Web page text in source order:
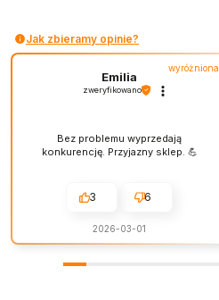
Jak zbieramy opinie?
wyróżniona
Emilia
zweryfikowano
Bez problemu wyprzedają
konkurencję. Przyjazny sklep. 💪
3 6
2026-03-01